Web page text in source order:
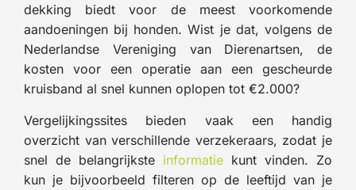
dekking biedt voor de meest voorkomende
aandoeningen bij honden. Wist je dat, volgens de
Nederlandse Vereniging van Dierenartsen, de
kosten voor een operatie aan een gescheurde
kruisband al snel kunnen oplopen tot €2.000?
Vergelijkingssites bieden vaak een handig
overzicht van verschillende verzekeraars, zodat je
snel de belangrijkste informatie kunt vinden. Zo
kun je bijvoorbeeld filteren op de leeftijd van je